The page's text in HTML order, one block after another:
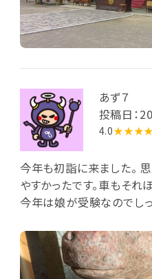
あず７
投稿日：
4.0
今年も初詣に来ました。
やすかったです。車もそれ
今年は娘が受験なのでし